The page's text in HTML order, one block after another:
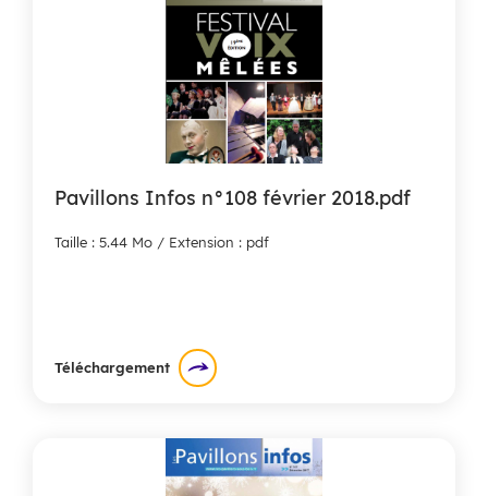
Pavillons Infos n°108 février 2018.pdf
Taille : 5.44 Mo / Extension : pdf
Téléchargement